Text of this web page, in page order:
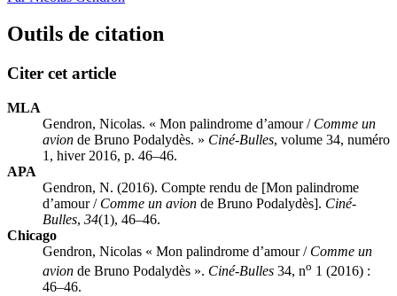
Outils de citation
Citer cet article
MLA
Gendron, Nicolas. « Mon palindrome d’amour / Comme un
avion de Bruno Podalydès. » Ciné-Bulles, volume 34, numéro
1, hiver 2016, p. 46–46.
APA
Gendron, N. (2016). Compte rendu de [Mon palindrome
d’amour / Comme un avion de Bruno Podalydès]. Ciné-
Bulles, 34(1), 46–46.
Chicago
Gendron, Nicolas « Mon palindrome d’amour / Comme un
avion de Bruno Podalydès ». Ciné-Bulles 34, no 1 (2016) :
46–46.